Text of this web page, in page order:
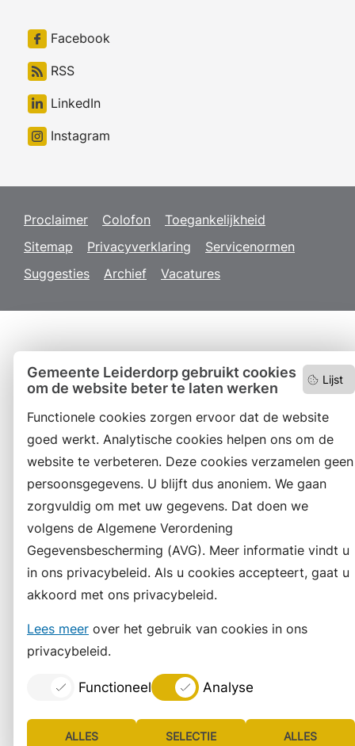
Lijst
Gemeente Leiderdorp gebruikt cookies
om de website beter te laten werken
Functionele cookies zorgen ervoor dat de website
goed werkt. Analytische cookies helpen ons om de
website te verbeteren. Deze cookies verzamelen geen
persoonsgegevens. U blijft dus anoniem. We gaan
zorgvuldig om met uw gegevens. Dat doen we
volgens de Algemene Verordening
Gegevensbescherming (AVG). Meer informatie vindt u
in ons privacybeleid. Als u cookies accepteert, gaat u
akkoord met ons privacybeleid.
Lees meer over het gebruik van cookies in ons
privacybeleid.
Functioneel Analyse
ALLES SELECTIE ALLES
Facebook
RSS
LinkedIn
Instagram
Proclaimer Colofon
Toegankelijkheid
Sitemap
Privacyverklaring
Servicenormen
Suggesties
Archief Vacatures